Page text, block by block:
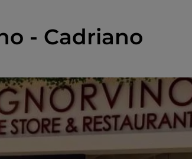
- Cadriano